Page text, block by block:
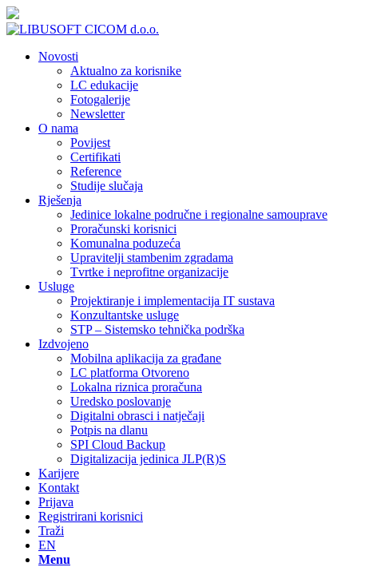
Novosti
Aktualno za korisnike
LC edukacije
Fotogalerije
Newsletter
O nama
Povijest
Certifikati
Reference
Studije slučaja
Rješenja
Jedinice lokalne područne i regionalne samouprave
Proračunski korisnici
Komunalna poduzeća
Upravitelji stambenim zgradama
Tvrtke i neprofitne organizacije
Usluge
Projektiranje i implementacija IT sustava
Konzultantske usluge
STP – Sistemsko tehnička podrška
Izdvojeno
Mobilna aplikacija za građane
LC platforma Otvoreno
Lokalna riznica proračuna
Uredsko poslovanje
Digitalni obrasci i natječaji
Potpis na dlanu
SPI Cloud Backup
Digitalizacija jedinica JLP(R)S
Karijere
Kontakt
Prijava
Registrirani korisnici
Traži
EN
Menu